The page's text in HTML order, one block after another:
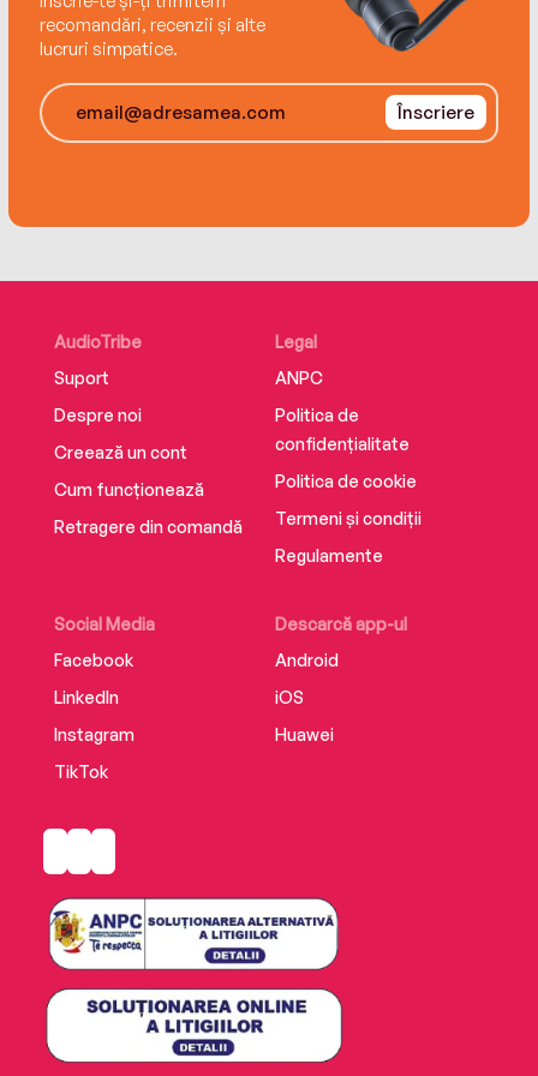
recomandări, recenzii și alte
lucruri simpatice.
Înscriere
AudioTribe
Suport
Despre noi
Creează un cont
Cum funcționează
Retragere din comandă
Social Media
Facebook
LinkedIn
Instagram
TikTok
Descarcă app-ul
Android
iOS
Huawei
Legal
ANPC
Politica de
confidențialitate
Politica de cookie
Termeni și condiții
Regulamente